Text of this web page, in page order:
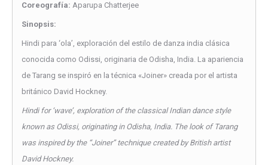
Coreografía: Aparupa Chatterjee
Sinopsis:
Hindi para ‘ola’, exploración del estilo de danza india clásica
conocida como Odissi, originaria de Odisha, India. La apariencia
de Tarang se inspiró en la técnica «Joiner» creada por el artista
británico David Hockney.
Hindi for ‘wave’, exploration of the classical Indian dance style
known as Odissi, originating in Odisha, India. The look of Tarang
was inspired by the “Joiner” technique created by British artist
David Hockney.